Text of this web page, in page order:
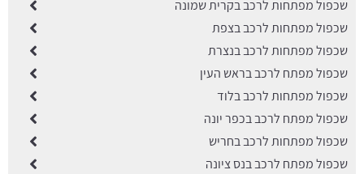
שכפול מפתחות לרכב בקרית שמונה
שכפול מפתחות לרכב בצפת
שכפול מפתחות לרכב בנצרת
שכפול מפתח לרכב בראש העין
שכפול מפתחות לרכב בלוד
שכפול מפתח לרכב בכפר יונה
שכפול מפתחות לרכב בחריש
שכפול מפתח לרכב בנס ציונה